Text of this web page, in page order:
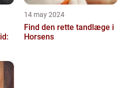
14 may 2024
Find den rette tandlæge i
Horsens